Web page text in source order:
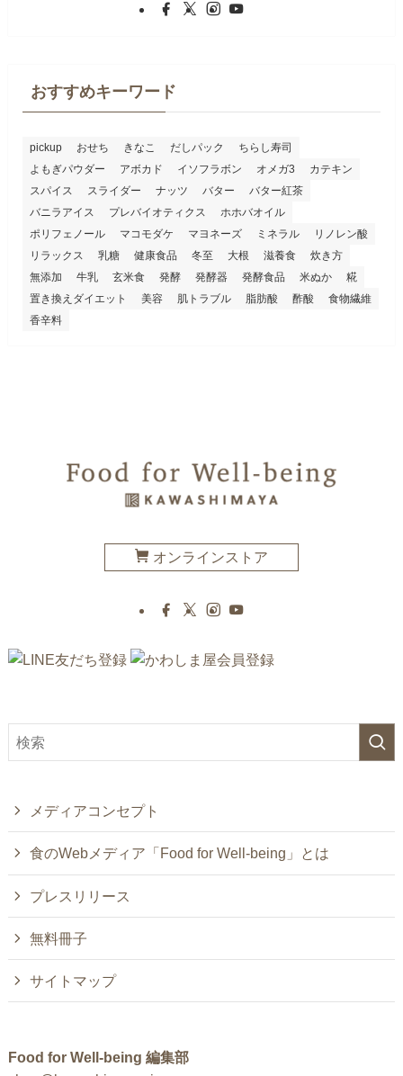
おすすめキーワード
pickup おせち きなこ だしパック
ちらし寿司
よもぎパウダー
アボカド イソフラボン オメガ3
カテキン
スパイス
スライダー ナッツ バター
バター紅茶
バニラアイス
プレバイオティクス
ホホバオイル
ポリフェノール
マコモダケ マヨネーズ ミネラル
リノレン酸
リラックス
乳糖 健康食品 冬至 大根 滋養食
炊き方
無添加
牛乳 玄米食 発酵 発酵器 発酵食品 米ぬか
糀
置き換えダイエット
美容 肌トラブル 脂肪酸 酢酸
食物繊維
香辛料
オンラインストア
メディアコンセプト
食のWebメディア「Food for Well-being」とは
プレスリリース
無料冊子
サイトマップ
Food for Well-being 編集部